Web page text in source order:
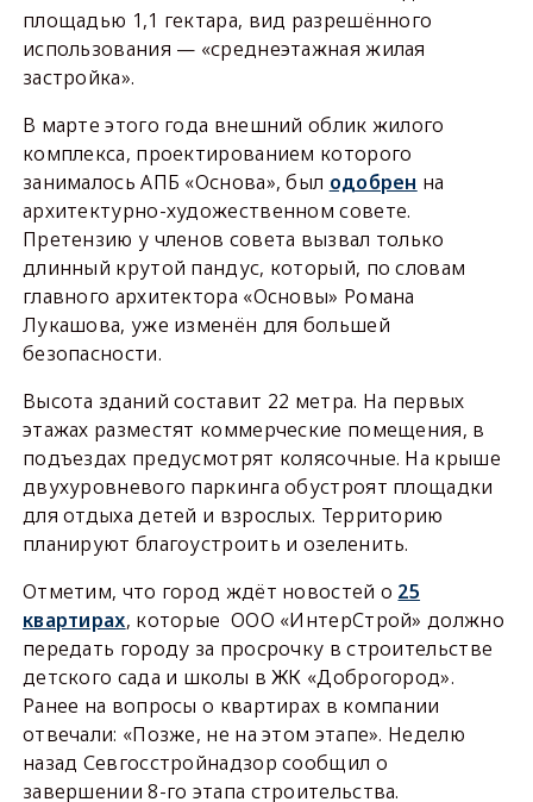
площадью 1,1 гектара, вид разрешённого
использования — «среднеэтажная жилая
застройка».
В марте этого года внешний облик жилого
комплекса, проектированием которого
занималось АПБ «Основа», был одобрен на
архитектурно-художественном совете.
Претензию у членов совета вызвал только
длинный крутой пандус, который, по словам
главного архитектора «Основы» Романа
Лукашова, уже изменён для большей
безопасности.
Высота зданий составит 22 метра. На первых
этажах разместят коммерческие помещения, в
подъездах предусмотрят колясочные. На крыше
двухуровневого паркинга обустроят площадки
для отдыха детей и взрослых. Территорию
планируют благоустроить и озеленить.
Отметим, что город ждёт новостей о 25
квартирах, которые ООО «ИнтерСтрой» должно
передать городу за просрочку в строительстве
детского сада и школы в ЖК «Доброгород».
Ранее на вопросы о квартирах в компании
отвечали: «Позже, не на этом этапе». Неделю
назад Севгосстройнадзор сообщил о
завершении 8-го этапа строительства.